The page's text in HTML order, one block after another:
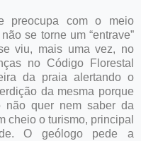
preocupa com o meio
se torne um “entrave”
viu, mais uma vez, no
no Código Florestal
da praia alertando o
da mesma porque
não quer nem saber da
cheio o turismo, principal
O geólogo pede a